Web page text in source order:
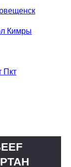
Кимры
Пкт